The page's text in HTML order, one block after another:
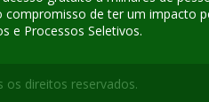
de ter um
e Processos Seletivos.
os direitos reservados.